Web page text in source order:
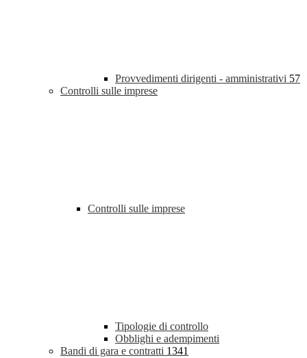
Provvedimenti dirigenti - amministrativi 57
Controlli sulle imprese
Controlli sulle imprese
Tipologie di controllo
Obblighi e adempimenti
Bandi di gara e contratti 1341